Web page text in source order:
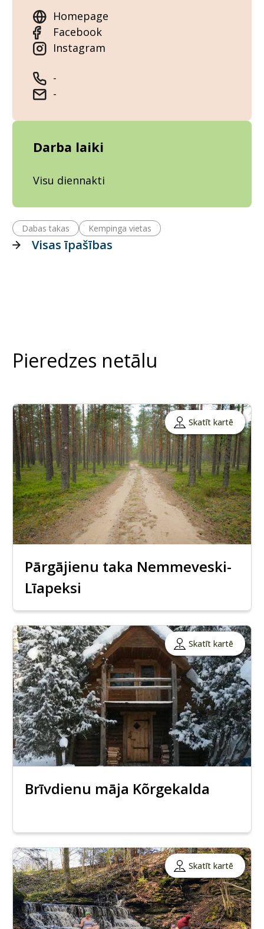
Homepage
Facebook
Instagram
-
-
Darba laiki
Visu diennakti
Dabas takas Kempinga vietas
Visas īpašības
Pieredzes netālu
Skatīt kartē
Pārgājienu taka Nemmeveski-
Līapeksi
Skatīt kartē
Brīvdienu māja Kõrgekalda
Skatīt kartē